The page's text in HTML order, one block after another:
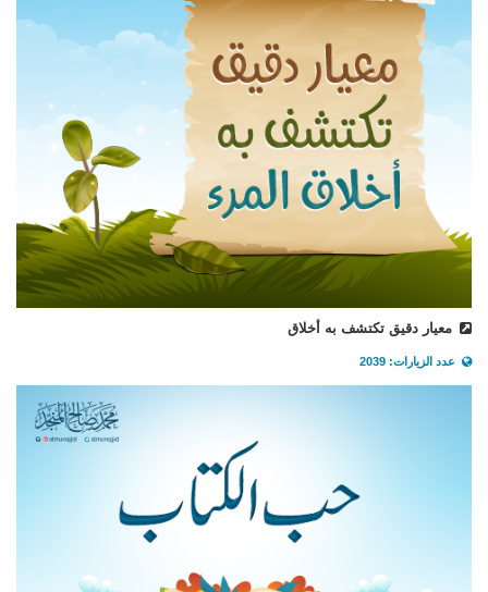
معيار دقيق تكتشف به أخلاق
عدد الزيارات: 2039